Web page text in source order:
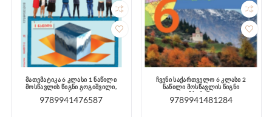
მათემატიკა 6 კლასი 1 ნაწილი
მოსწავლის წიგნი გოგიშვილი,
ვეფხვაძე
9789941476587
ჩვენი საქართველო 6 კლასი 2
ნაწილი მოსწავლის წიგნი
ელიზბარაშვილი
9789941481284